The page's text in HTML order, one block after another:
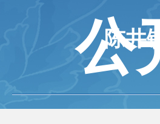
公
陈井